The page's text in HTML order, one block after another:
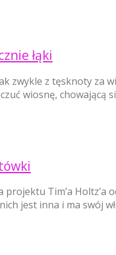
łąki
zwykle z tęsknoty za
wiosnę, chowającą
Tim’a Holtz’a
jest inna i ma swój